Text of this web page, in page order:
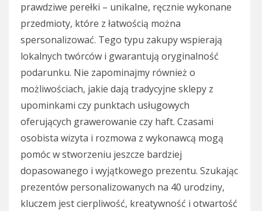
prawdziwe perełki – unikalne, ręcznie wykonane
przedmioty, które z łatwością można
spersonalizować. Tego typu zakupy wspierają
lokalnych twórców i gwarantują oryginalność
podarunku. Nie zapominajmy również o
możliwościach, jakie dają tradycyjne sklepy z
upominkami czy punktach usługowych
oferujących grawerowanie czy haft. Czasami
osobista wizyta i rozmowa z wykonawcą mogą
pomóc w stworzeniu jeszcze bardziej
dopasowanego i wyjątkowego prezentu. Szukając
prezentów personalizowanych na 40 urodziny,
kluczem jest cierpliwość, kreatywność i otwartość